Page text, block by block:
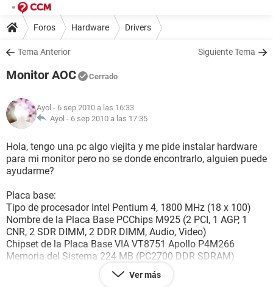
Foros Hardware Drivers
Tema Anterior Siguiente Tema
Monitor AOC Cerrado
Ayol - 6 sep 2010 a las 16:33
Ayol - 6 sep 2010 a las 17:35
Hola, tengo una pc algo viejita y me pide instalar hardware
para mi monitor pero no se donde encontrarlo, alguien puede
ayudarme?
Placa base:
Tipo de procesador Intel Pentium 4, 1800 MHz (18 x 100)
Nombre de la Placa Base PCChips M925 (2 PCI, 1 AGP, 1
CNR, 2 SDR DIMM, 2 DDR DIMM, Audio, Video)
Chipset de la Placa Base VIA VT8751 Apollo P4M266
Memoria del Sistema 224 MB (PC2700 DDR SDRAM)
DIMM2: Kingston K 256 MB PC2700 DDR SDRAM (2.5-3-3-7
@ 166 MHz) (2.0-3-3-6 @ 133 MHz)
Ver más